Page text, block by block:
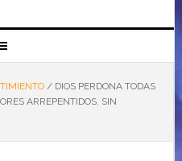
/DIOS PERDONA TODAS
ARREPENTIDOS, SIN